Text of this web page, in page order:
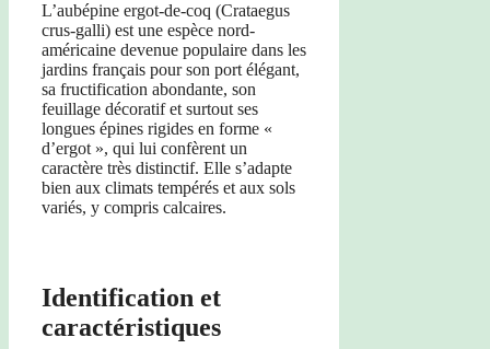
L’aubépine ergot-de-coq (Crataegus
crus-galli) est une espèce nord-
américaine devenue populaire dans les
jardins français pour son port élégant,
sa fructification abondante, son
feuillage décoratif et surtout ses
longues épines rigides en forme «
d’ergot », qui lui confèrent un
caractère très distinctif. Elle s’adapte
bien aux climats tempérés et aux sols
variés, y compris calcaires.
Identification et
caractéristiques